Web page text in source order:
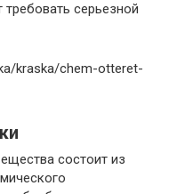
требовать серьезной
kraska/chem-otteret-
состоит из